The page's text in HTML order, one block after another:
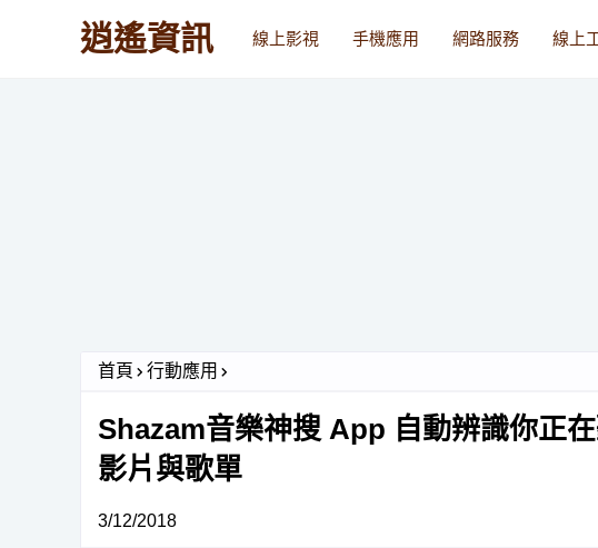
逍遙資訊 線上影視 手機應用 網路服務 線上
首頁 行動應用
Shazam音樂神搜 App 自動辨識你正
影片與歌單
3/12/2018